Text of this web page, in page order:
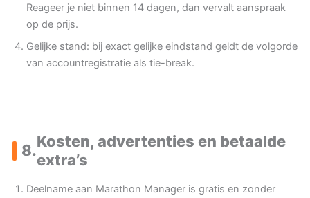
Reageer je niet binnen 14 dagen, dan vervalt aanspraak
op de prijs.
Gelijke stand: bij exact gelijke eindstand geldt de volgorde
van accountregistratie als tie-break.
8.
Kosten, advertenties en betaalde
extra’s
Deelname aan Marathon Manager is gratis en zonder